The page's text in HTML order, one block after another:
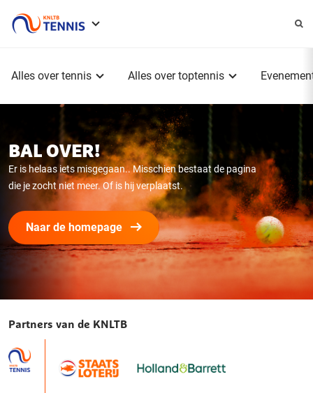
Alles over tennis Alles over toptennis
BAL OVER!
Er is helaas iets misgegaan.. Misschien bestaat de pagina
die je zocht niet meer. Of is hij verplaatst.
Naar de homepage
Partners van de KNLTB